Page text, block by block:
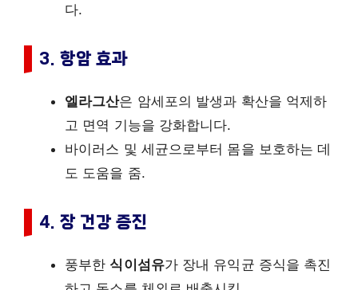
다.
3. 항암 효과
엘라그산은 암세포의 발생과 확산을 억제하
고 면역 기능을 강화합니다.
바이러스 및 세균으로부터 몸을 보호하는 데
도 도움을 줌.
4. 장 건강 증진
풍부한 식이섬유가 장내 유익균 증식을 촉진